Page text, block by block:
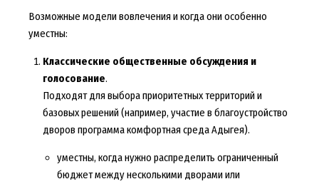
Возможные модели вовлечения и когда они особенно
уместны:
Классические общественные обсуждения и
голосование.
Подходят для выбора приоритетных территорий и
базовых решений (например, участие в благоустройство
дворов программа комфортная среда Адыгея).
уместны, когда нужно распределить ограниченный
бюджет между несколькими дворами или